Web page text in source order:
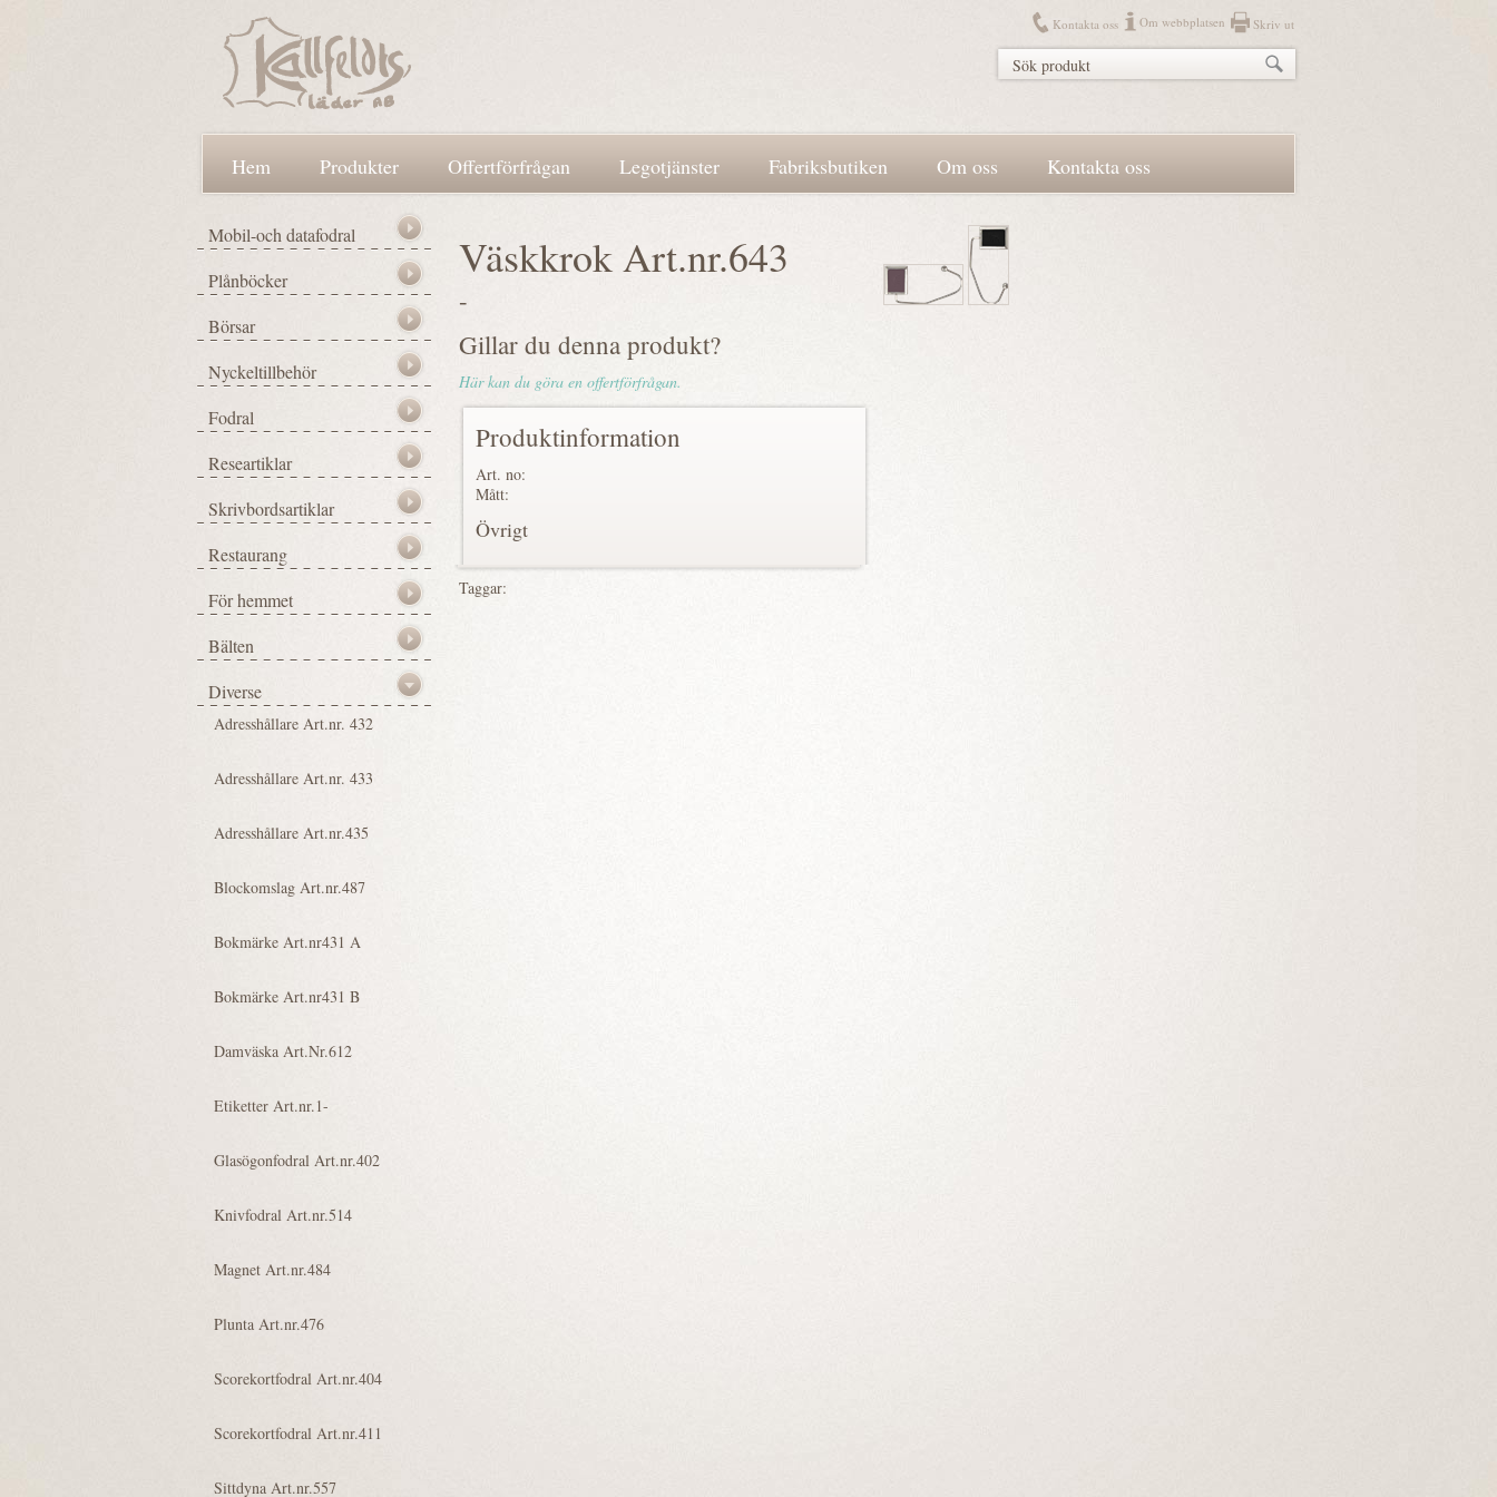
Skriv ut
Om webbplatsen
Kontakta oss
Hem Produkter Offertförfrågan Legotjänster Fabriksbutiken Om oss Kontakta oss
Väskkrok Art.nr.643
-
Gillar du denna produkt?
Här kan du göra en offertförfrågan.
Produktinformation
Art. no:
Mått:
Övrigt
Taggar: